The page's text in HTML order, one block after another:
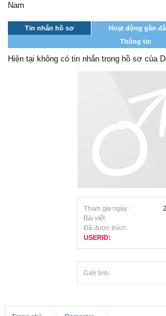
Tham gia ngày:
Bài viết:
Đã được thích:
USERID:
Giới tính:
Nam
Tin nhắn hồ sơ Hoạt động gần
Thông tin
Hiện tại không có tin nhắn trong hồ sơ của